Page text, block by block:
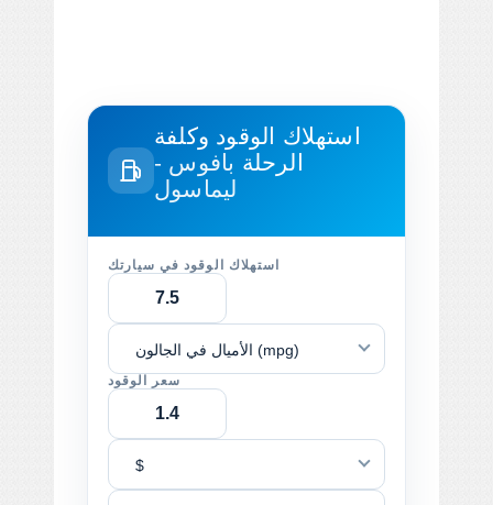
استهلاك الوقود وكلفة
الرحلة بافوس -
ليماسول
استهلاك الوقود في سيارتك
الأميال في الجالون (mpg)
سعر الوقود
$